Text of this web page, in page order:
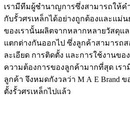
เรามีทีมผู้ชำนาญการซึ่งสามารถให้ค
กับรั้วศรเหล็กได้อย่างถูกต้องและแม่น
ของเรานั้นผลิตจากหลากหลายวัสดุแ
แตกต่างกันออกไป ซึ่งลูกค้าสามารถส
ละเอียด การติดตั้ง และการใช้งานขอ
ความต้องการของลูกค้ามากที่สุด เรา
ลูกค้า จึงหมดกังวลว่า M A E Brand ข
ตั้งรั้วศรเหล็กไปแล้ว